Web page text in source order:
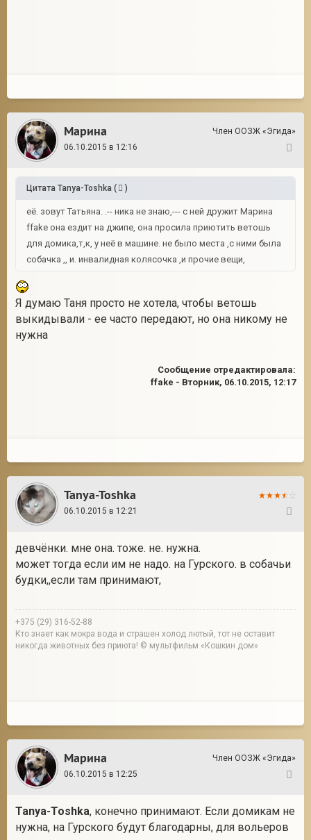
Марина
Член ООЗЖ «Эгида»
06.10.2015 в 12:16
Цитата Tanya-Toshka ( )
её. зовут Татьяна. .-- ника не знаю,--- с ней дружит Марина
ffake она ездит на джипе, она просила приютить ветошь
для домика,т,к, у неё в машине. не было места ,с ними была
собачка ,, и. инвалидная колясочка ,и прочие вещи,
Я думаю Таня просто не хотела, чтобы ветошь
выкидывали - ее часто передают, но она никому не
нужна
Сообщение отредактировала:
ffake - Вторник, 06.10.2015, 12:17
Tanya-Toshka
06.10.2015 в 12:21
девчёнки. мне она. тоже. не. нужна.
может тогда если им не надо. на Гурского. в собачьи
будки,,если там принимают,
+375 (29) 316-52-88
Кто знает как мокра вода и страшен холод лютый, тот не оставит
никогда животных без приюта! © мультфильм «Кошкин дом»
Марина
Член ООЗЖ «Эгида»
06.10.2015 в 12:25
Tanya-Toshka, конечно принимают. Если домикам не
нужна, на Гурского будут благодарны, для вольеров